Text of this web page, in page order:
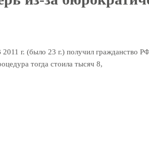
г. (было 23 г.) получил гражданство
тогда стоила тысяч 8,